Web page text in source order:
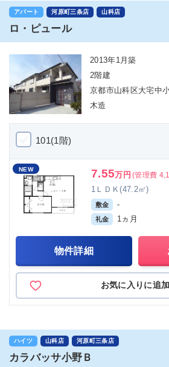
アパート 河原町三条店 山科店
ロ・ピュール
2013年1月築
2階建
京都市山科区大宅中
木造
101(1階)
NEW 7.55万円 (管理費
1ＬＤＫ(47.2㎡)
敷金 -
礼金 1ヵ月
物件詳細
お気に入りに追加
ハイツ 山科店 河原町三条店
カラバッサ小野Ｂ